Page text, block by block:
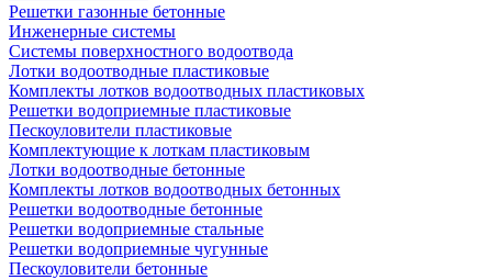
Решетки газонные бетонные
Инженерные системы
Системы поверхностного водоотвода
Лотки водоотводные пластиковые
Комплекты лотков водоотводных пластиковых
Решетки водоприемные пластиковые
Пескоуловители пластиковые
Комплектующие к лоткам пластиковым
Лотки водоотводные бетонные
Комплекты лотков водоотводных бетонных
Решетки водоотводные бетонные
Решетки водоприемные стальные
Решетки водоприемные чугунные
Пескоуловители бетонные